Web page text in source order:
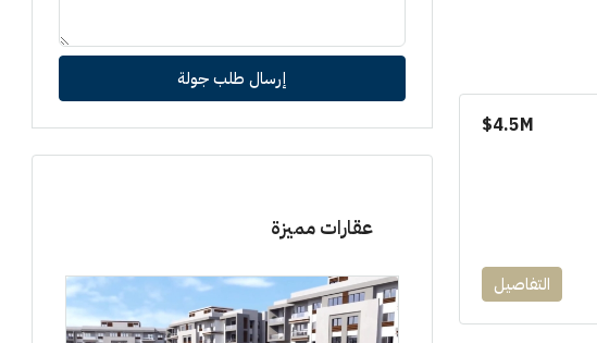
4.5M$
التفاصيل
إرسال طلب جولة
عقارات مميزة